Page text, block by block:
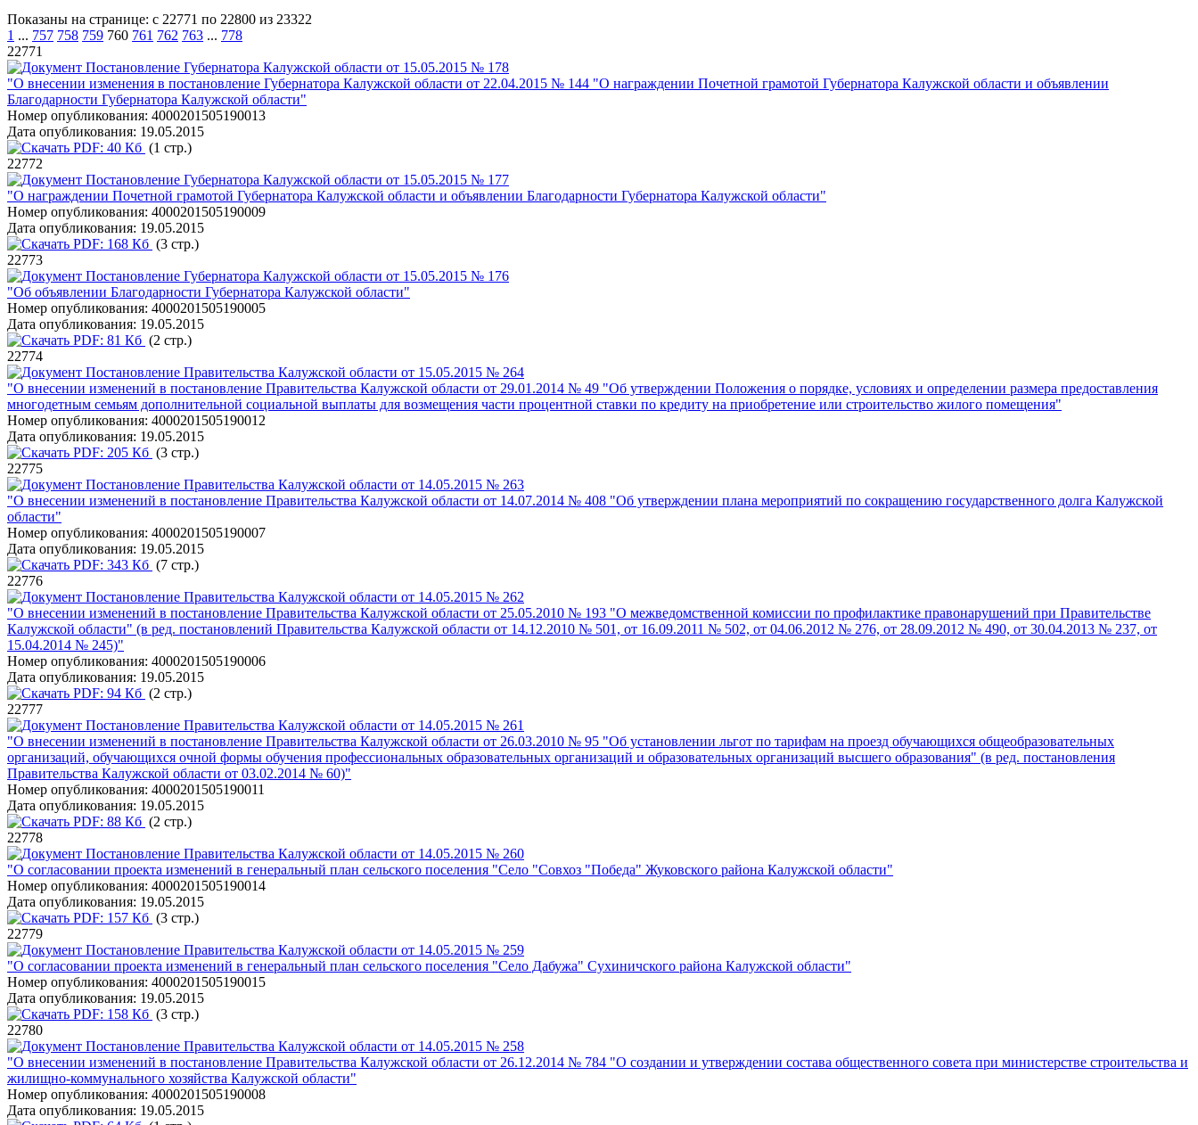
Показаны на странице: с 22771 по 22800 из 23322
1 ... 757 758 759 760 761 762 763 ... 778
22771
Постановление Губернатора Калужской области от 15.05.2015 № 178
"О внесении изменения в постановление Губернатора Калужской области от 22.04.2015 № 144 "О награждении Почетной грамотой Губернатора Калужской области и объявлении
Благодарности Губернатора Калужской области"
Номер опубликования: 4000201505190013
Дата опубликования: 19.05.2015
PDF: 40 Кб (1 стр.)
22772
Постановление Губернатора Калужской области от 15.05.2015 № 177
"О награждении Почетной грамотой Губернатора Калужской области и объявлении Благодарности Губернатора Калужской области"
Номер опубликования: 4000201505190009
Дата опубликования: 19.05.2015
PDF: 168 Кб (3 стр.)
22773
Постановление Губернатора Калужской области от 15.05.2015 № 176
"Об объявлении Благодарности Губернатора Калужской области"
Номер опубликования: 4000201505190005
Дата опубликования: 19.05.2015
PDF: 81 Кб (2 стр.)
22774
Постановление Правительства Калужской области от 15.05.2015 № 264
"О внесении изменений в постановление Правительства Калужской области от 29.01.2014 № 49 "Об утверждении Положения о порядке, условиях и определении размера предоставления
многодетным семьям дополнительной социальной выплаты для возмещения части процентной ставки по кредиту на приобретение или строительство жилого помещения"
Номер опубликования: 4000201505190012
Дата опубликования: 19.05.2015
PDF: 205 Кб (3 стр.)
22775
Постановление Правительства Калужской области от 14.05.2015 № 263
"О внесении изменений в постановление Правительства Калужской области от 14.07.2014 № 408 "Об утверждении плана мероприятий по сокращению государственного долга Калужской
области"
Номер опубликования: 4000201505190007
Дата опубликования: 19.05.2015
PDF: 343 Кб (7 стр.)
22776
Постановление Правительства Калужской области от 14.05.2015 № 262
"О внесении изменений в постановление Правительства Калужской области от 25.05.2010 № 193 "О межведомственной комиссии по профилактике правонарушений при Правительстве
Калужской области" (в ред. постановлений Правительства Калужской области от 14.12.2010 № 501, от 16.09.2011 № 502, от 04.06.2012 № 276, от 28.09.2012 № 490, от 30.04.2013 № 237, от
15.04.2014 № 245)"
Номер опубликования: 4000201505190006
Дата опубликования: 19.05.2015
PDF: 94 Кб (2 стр.)
22777
Постановление Правительства Калужской области от 14.05.2015 № 261
"О внесении изменений в постановление Правительства Калужской области от 26.03.2010 № 95 "Об установлении льгот по тарифам на проезд обучающихся общеобразовательных
организаций, обучающихся очной формы обучения профессиональных образовательных организаций и образовательных организаций высшего образования" (в ред. постановления
Правительства Калужской области от 03.02.2014 № 60)"
Номер опубликования: 4000201505190011
Дата опубликования: 19.05.2015
PDF: 88 Кб (2 стр.)
22778
Постановление Правительства Калужской области от 14.05.2015 № 260
"О согласовании проекта изменений в генеральный план сельского поселения "Село "Совхоз "Победа" Жуковского района Калужской области"
Номер опубликования: 4000201505190014
Дата опубликования: 19.05.2015
PDF: 157 Кб (3 стр.)
22779
Постановление Правительства Калужской области от 14.05.2015 № 259
"О согласовании проекта изменений в генеральный план сельского поселения "Село Дабужа" Сухиничского района Калужской области"
Номер опубликования: 4000201505190015
Дата опубликования: 19.05.2015
PDF: 158 Кб (3 стр.)
22780
Постановление Правительства Калужской области от 14.05.2015 № 258
"О внесении изменений в постановление Правительства Калужской области от 26.12.2014 № 784 "О создании и утверждении состава общественного совета при министерстве строительства и
жилищно-коммунального хозяйства Калужской области"
Номер опубликования: 4000201505190008
Дата опубликования: 19.05.2015